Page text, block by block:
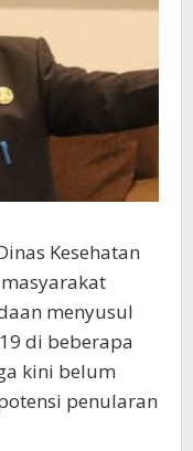
Kesehatan
menyusul
di beberapa
kini belum
penularan